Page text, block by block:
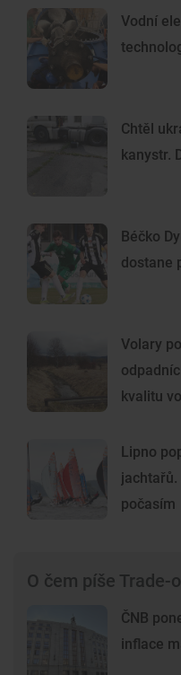
Vodní
Chtěl
kanystr.
Béčko
dostane
Volary
kvalitu
Lipno
počasím
O čem píše Trade-
ČNB
inflace